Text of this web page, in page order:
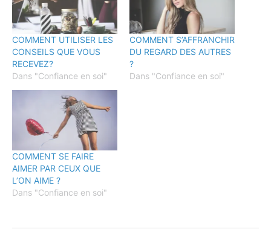
COMMENT UTILISER LES
CONSEILS QUE VOUS
RECEVEZ?
Dans "Confiance en soi"
COMMENT S’AFFRANCHIR
DU REGARD DES AUTRES
?
Dans "Confiance en soi"
COMMENT SE FAIRE
AIMER PAR CEUX QUE
L’ON AIME ?
Dans "Confiance en soi"